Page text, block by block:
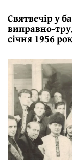
Святвечір у
виправно-
січня 1956